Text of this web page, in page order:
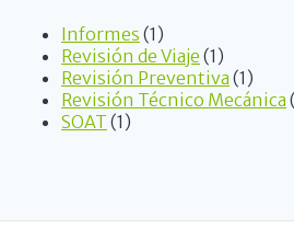
Informes 1
Revisión de Viaje 1
Revisión Preventiva 1
Revisión Técnico Mecánica
SOAT 1